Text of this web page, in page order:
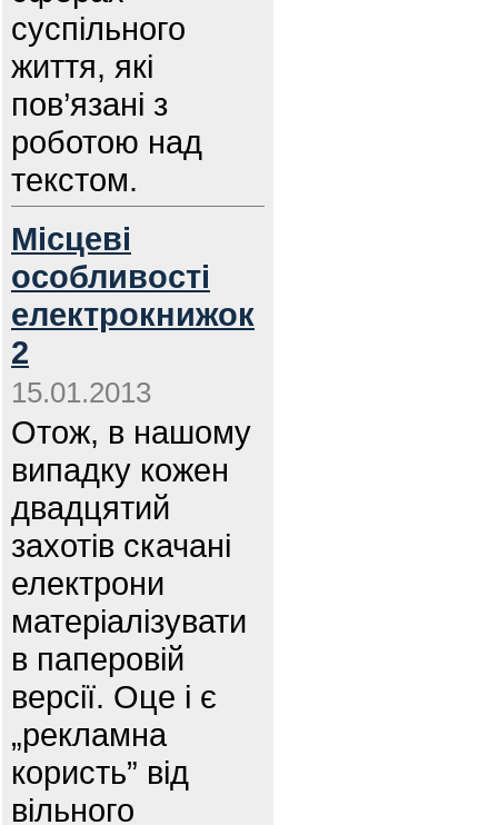
суспільного
життя, які
пов’язані з
роботою над
текстом.
Місцеві
особливості
електрокнижок
2
15.01.2013
Отож, в нашому
випадку кожен
двадцятий
захотів скачані
електрони
матеріалізувати
в паперовій
версії. Оце і є
„рекламна
користь” від
вільного